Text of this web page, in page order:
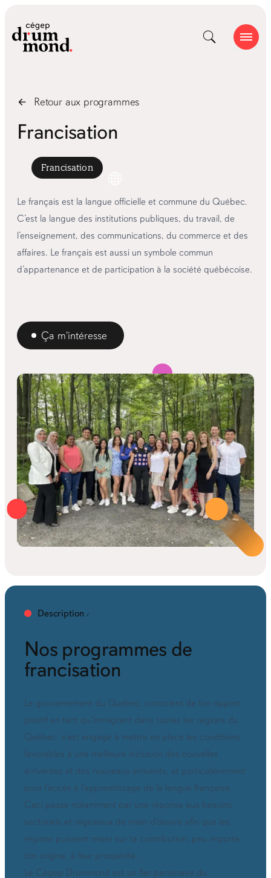
Retour aux programmes
Francisation
Francisation
Le français est la langue officielle et commune du Québec.
C’est la langue des institutions publiques, du travail, de
l’enseignement, des communications, du commerce et des
affaires. Le français est aussi un symbole commun
d’appartenance et de participation à la société québécoise.
Ça m'intéresse
Description
Nos programmes de
francisation
Le gouvernement du Québec, conscient de ton apport
positif en tant qu’immigrant dans toutes les régions du
Québec, s’est engagé à mettre en place les conditions
favorables à une meilleure inclusion des nouvelles
arrivantes et des nouveaux arrivants, et particulièrement
pour l’accès à l’apprentissage de la langue française.
Ceci passe notamment par une réponse aux besoins
sectoriels et régionaux de main-d’œuvre afin que les
régions puissent miser sur ta contribution, peu importe
ton origine, à leur prospérité.
Le Cégep Drummond est un fier partenaire du